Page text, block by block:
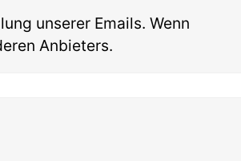
unserer Emails. Wenn
Anbieters.